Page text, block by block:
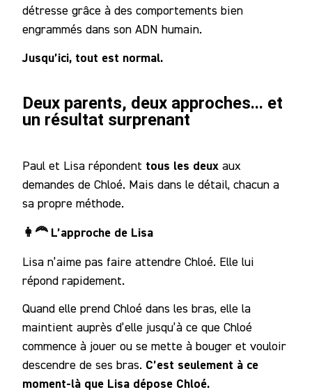
détresse grâce à des comportements bien
engrammés dans son ADN humain.
Jusqu’ici, tout est normal.
Deux parents, deux approches... et
un résultat surprenant
Paul et Lisa répondent tous les deux aux
demandes de Chloé. Mais dans le détail, chacun a
sa propre méthode.
👩‍🦰 L’approche de Lisa
Lisa n’aime pas faire attendre Chloé. Elle lui
répond rapidement.
Quand elle prend Chloé dans les bras, elle la
maintient auprès d’elle jusqu’à ce que Chloé
commence à jouer ou se mette à bouger et vouloir
descendre de ses bras. C’est seulement à ce
moment-là que Lisa dépose Chloé.